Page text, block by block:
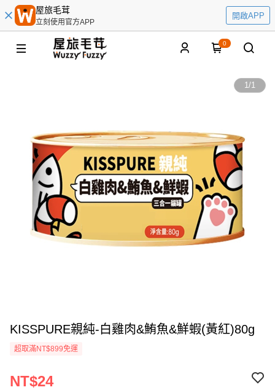
屋旅毛茸
立刻使用官方APP
開啟APP
0
1/1
KISSPURE親純-白雞肉&鮪魚&鮮蝦(黃紅)80g
超取滿NT$899免運
NT$24